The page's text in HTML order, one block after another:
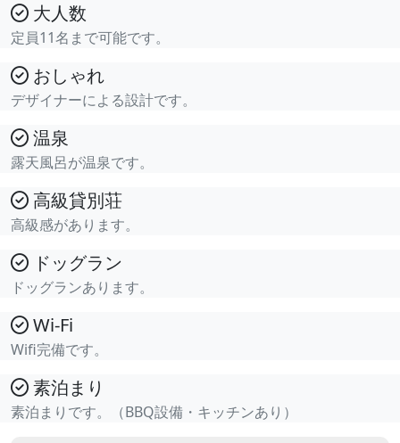
大人数
定員11名まで可能です。
おしゃれ
デザイナーによる設計です。
温泉
露天風呂が温泉です。
高級貸別荘
高級感があります。
ドッグラン
ドッグランあります。
Wi-Fi
Wifi完備です。
素泊まり
素泊まりです。（BBQ設備・キッチンあり）